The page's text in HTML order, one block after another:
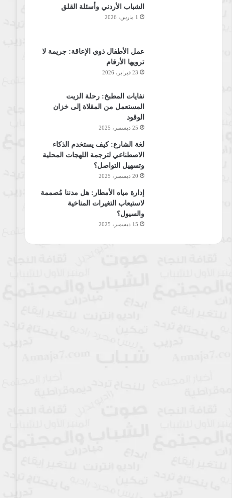
الشباب الأردني وأسئلة القلق
1 مارس، 2026
عمل الأطفال ذوي الإعاقة: جريمة لا
ترويها الأرقام
23 فبراير، 2026
نفايات المطبخ: رحلة الزيت
المستعمل من المقلاة إلى خزان
الوقود
25 ديسمبر، 2025
لغة الشارع: كيف يستخدم الذكاء
الاصطناعي لترجمة اللهجات المحلية
وتسهيل التواصل؟
20 ديسمبر، 2025
إدارة مياه الأمطار: هل مدننا مُصممة
لاستيعاب التغيرات المناخية
والسيول؟
15 ديسمبر، 2025